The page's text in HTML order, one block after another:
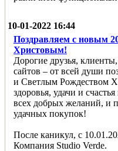
10-01-2022 16:44
Поздравляем с новым
Христовым!
Дорогие друзья,
сайтов – от всей души
и Светлым Рождеством
здоровья, удачи и
всех добрых желаний, и
удачных покупок!
После каникул, с
Компания Studio Verde.